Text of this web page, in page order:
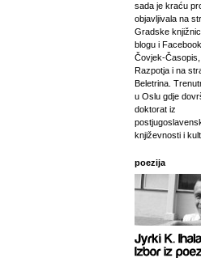
sada je kraću
objavljivala na
Gradske
blogu i
Čovjek-
Razpotja i na
Beletrina.
u Oslu gdje
doktorat iz
književnosti i
poezija